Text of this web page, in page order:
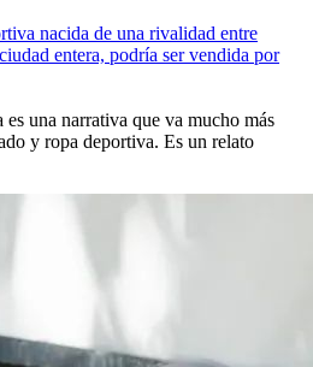
nacida de una rivalidad entre
entera, podría ser vendida por
una narrativa que va mucho más
y ropa deportiva. Es un relato